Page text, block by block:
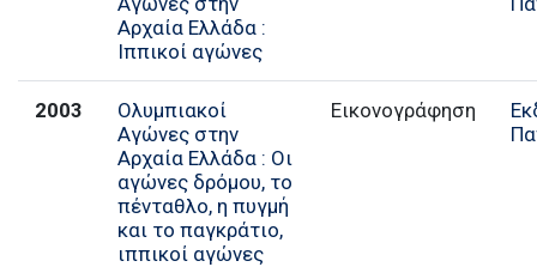
Αρχαία Ελλάδα :
Ιππικοί αγώνες
2003
Ολυμπιακοί
Αγώνες στην
Αρχαία Ελλάδα : Οι
αγώνες δρόμου, το
πένταθλο, η πυγμή
και το παγκράτιο,
ιππικοί αγώνες
Εικονογράφηση